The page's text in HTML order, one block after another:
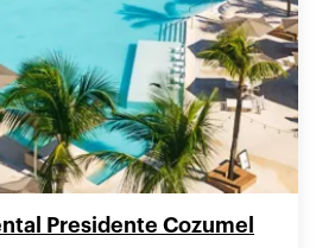
Presidente Cozumel